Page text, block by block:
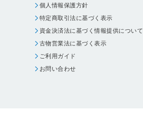
個人情報保護方針
特定商取引法に基づく表示
資金決済法に基づく情報提供について
古物営業法に基づく表示
ご利用ガイド
お問い合わせ